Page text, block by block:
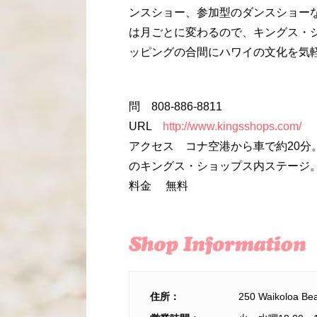
ンスショー、参加型のダンスショー
は月ごとに変わるので、キングス・
ッピングの合間にハワイの文化を気
問 808-886-8811
URL
http://www.kingsshops.com/
アクセス コナ空港から車で約20分
のキングス・ショップス内ステージ
料金 無料
住所：
250 Waikoloa